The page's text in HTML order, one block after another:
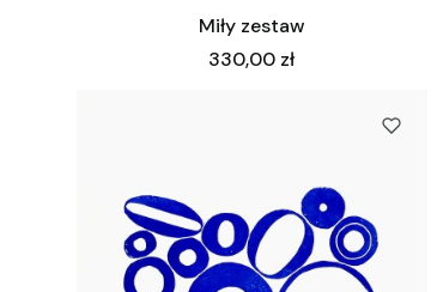
Miły zestaw
Cena
330,00 zł